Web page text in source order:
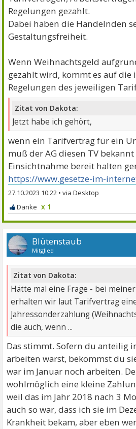
Regelungen gezahlt.
Dabei haben die Handelnden
Gestaltungsfreiheit.
Wenn Weihnachtsgeld
gezahlt wird, kommt es auf
Regelungen des jeweiligen
Zitat von Dakota:
Jetzt habe ich gehört,
wenn ein Tarifvertrag für ein
muß der AG diesen TV
Einsichtnahme bereit halten
https://www.gesetze-im-
27.10.2023 10:22 •
x 1
Blütenstaub
Mitglied
Zitat von Dakota:
Hätte mal eine Frage - bei
erhalten wir laut Tarifvertrag
Jahressonderzahlung
die auch, wenn ...
Das stimmt. Sofern du anteilig
arbeiten warst, bekommst du
war im Januar noch arbeiten.
wohlmöglich eine kleine
weil das im Jahr 2018 nach 3
auch so war, dass ich sie im
Krankheit bekam, aber eben